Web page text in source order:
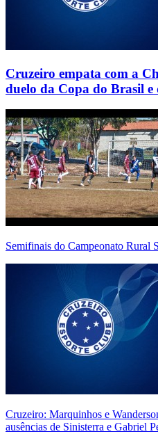
Cruzeiro empata com a
duelo da Copa do Brasil
Semifinais do Campeonato Rural
Cruzeiro: Marquinhos e
ausências de Sinisterra e Gabriel